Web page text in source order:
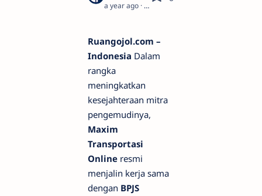
a year ago 3
Ruangojol.com –
Indonesia Dalam
rangka
meningkatkan
kesejahteraan mitra
pengemudinya,
Maxim
Transportasi
Online resmi
menjalin kerja sama
dengan BPJS